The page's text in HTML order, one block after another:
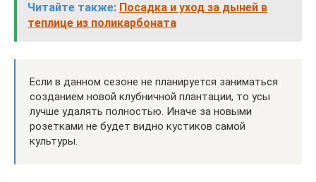
Читайте также: Посадка и уход за дыней в
теплице из поликарбоната
Если в данном сезоне не планируется заниматься
созданием новой клубничной плантации, то усы
лучше удалять полностью. Иначе за новыми
розетками не будет видно кустиков самой
культуры.